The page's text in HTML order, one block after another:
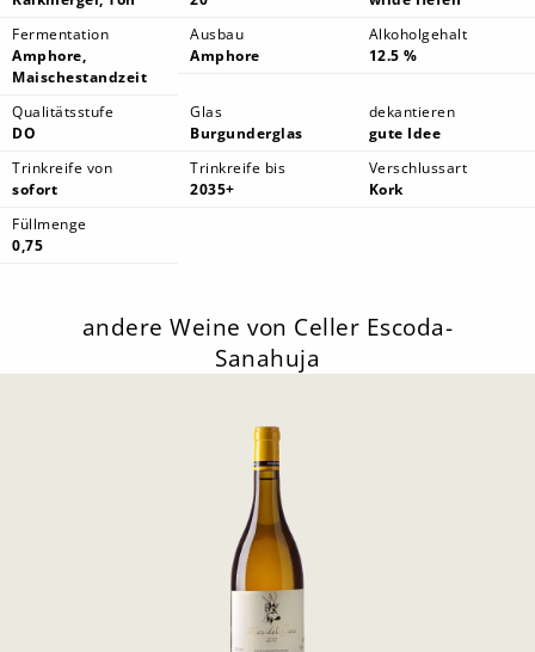
Fermentation
Amphore,
Maischestandzeit
Ausbau
Amphore
Alkoholgehalt
12.5 %
Qualitätsstufe
DO
Glas
Burgunderglas
dekantieren
gute Idee
Trinkreife von
sofort
Trinkreife bis
2035+
Verschlussart
Kork
Füllmenge
0,75
andere Weine von Celler Escoda-
Sanahuja